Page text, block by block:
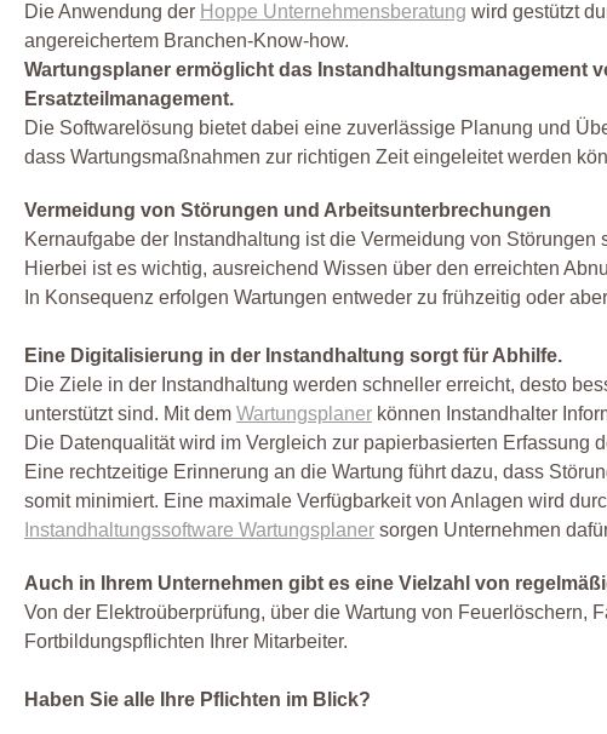
Die Anwendung der Hoppe Unternehmensberatung wird gestützt
angereichertem Branchen-Know-how.
Wartungsplaner ermöglicht das Instandhaltungsmanagement
Ersatzteilmanagement.
Die Softwarelösung bietet dabei eine zuverlässige Planung und
dass Wartungsmaßnahmen zur richtigen Zeit eingeleitet werden
Vermeidung von Störungen und Arbeitsunterbrechungen
Kernaufgabe der Instandhaltung ist die Vermeidung von Störungen
Hierbei ist es wichtig, ausreichend Wissen über den erreichten
In Konsequenz erfolgen Wartungen entweder zu frühzeitig oder
Eine Digitalisierung in der Instandhaltung sorgt für Abhilfe.
Die Ziele in der Instandhaltung werden schneller erreicht, desto
unterstützt sind. Mit dem Wartungsplaner können Instandhalter
Die Datenqualität wird im Vergleich zur papierbasierten Erfassung
Eine rechtzeitige Erinnerung an die Wartung führt dazu, dass
somit minimiert. Eine maximale Verfügbarkeit von Anlagen wird
Instandhaltungssoftware Wartungsplaner sorgen Unternehmen
Auch in Ihrem Unternehmen gibt es eine Vielzahl von
Von der Elektroüberprüfung, über die Wartung von Feuerlöschern,
Fortbildungspflichten Ihrer Mitarbeiter.
Haben Sie alle Ihre Pflichten im Blick?